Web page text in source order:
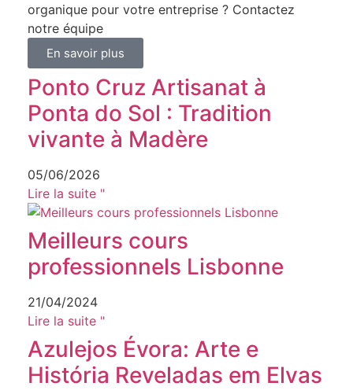
organique pour votre entreprise ? Contactez
notre équipe
En savoir plus
Ponto Cruz Artisanat à
Ponta do Sol : Tradition
vivante à Madère
05/06/2026
Lire la suite "
Meilleurs cours
professionnels Lisbonne
21/04/2024
Lire la suite "
Azulejos Évora: Arte e
História Reveladas em Elvas